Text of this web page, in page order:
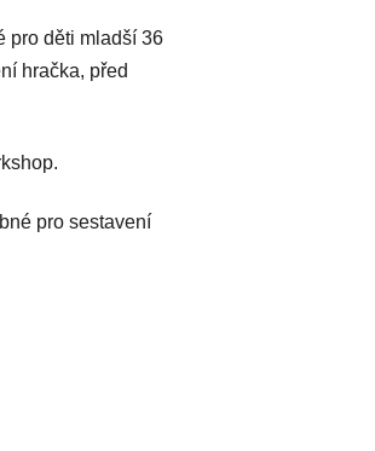
pro děti mladší 36
hračka, před
pro sestavení